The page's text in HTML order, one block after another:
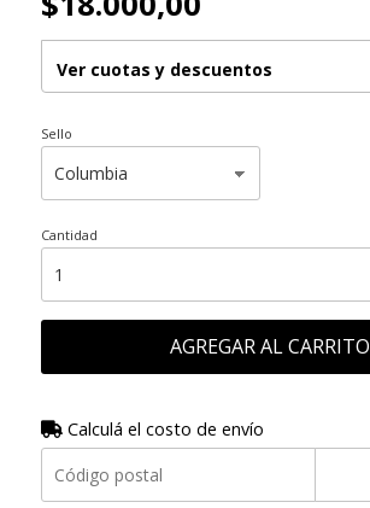
Ver cuotas y descuentos
Sello
Cantidad
AGREGAR AL CARRITO
Calculá el costo de envío